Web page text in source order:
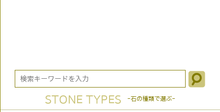
STONE TYPES -石の種類で選ぶ-